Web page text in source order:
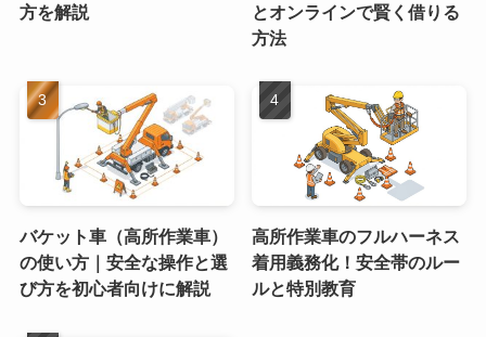
方を解説
とオンラインで賢く借りる
方法
バケット車（高所作業車）
の使い方｜安全な操作と選
び方を初心者向けに解説
高所作業車のフルハーネス
着用義務化！安全帯のルー
ルと特別教育